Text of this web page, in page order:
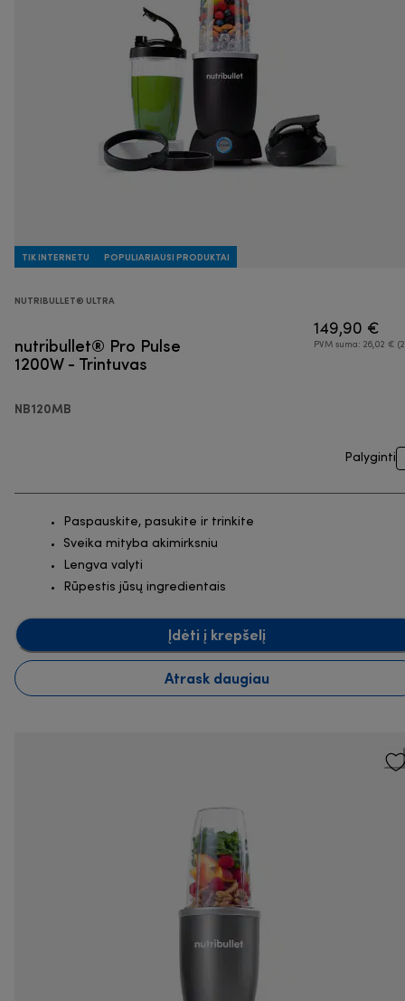
TIK INTERNETU POPULIARIAUSI PRODUKTAI
NUTRIBULLET® ULTRA
nutribullet® Pro Pulse
1200W - Trintuvas
NB120MB
149,90 €
PVM suma: 26,02 €
Palyginti
Paspauskite, pasukite ir trinkite
Sveika mityba akimirksniu
Lengva valyti
Rūpestis jūsų ingredientais
Įdėti į krepšelį
Atrask daugiau